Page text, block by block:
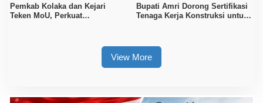
Pemkab Kolaka dan Kejari
Teken MoU, Perkuat
Bupati Amri Dorong Sertifikasi
Tenaga Kerja Konstruksi untuk
View More